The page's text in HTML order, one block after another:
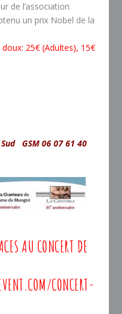
de l’association
un prix Nobel de la
25€ (Adultes), 15€
GSM 06 07 61 40
AU CONCERT DE
CONCERT-